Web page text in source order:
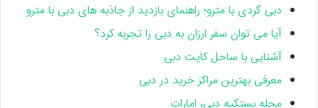
دبی گردی با مترو؛ راهنمای بازدید از جاذبه های دبی با مترو
آیا می توان سفر ارزان به دبی را تجربه کرد؟
آشنایی با ساحل کایت دبی
معرفی بهترین مراکز خرید در دبی
محله بستکیه دبی، امارات